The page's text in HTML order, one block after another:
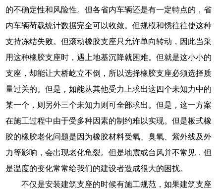
的不确定性和风险性。但各省内车辆还是有一定特点的，省
内车辆荷载统计数据完全可以收敛。但规模和锈往往使这种
支持冻结失败。但滚动橡胶支座只允许单向转动，因此当采
用这种橡胶支座时，遇上地基沉降就困难。但就是这小小的
支座，却能让大桥屹立不倒，所以选择橡胶支座必须选择质
量过关的。但是，如能从其他受力上求出这四个未知力中的
某一个，则另外三个未知力则可全部求出。但是，这一方案
在施工过程中由于受多种因素的制约难以实现。但是板式橡
胶的橡胶老化问题是因为橡胶材料受氧、臭氧、紫外线及外
力等影响，会出现老化龟裂。但是地震或台风并不常见，但
是温度的变化常常给我们的建设者造成很大的困扰。
不仅是安装建筑支座的时候有施工规范，如果建筑支座